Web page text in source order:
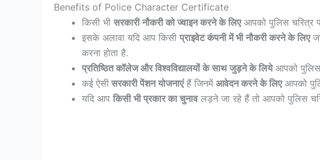
Benefits of Police Character Certificate
किसी भी सरकारी नौकरी को ज्वाइन करने के लिएआपको पुलिस चरित्र
इसके अलावा यदि आप किसी प्राइवेट कंपनी में भी नौकरी करने के लिए
करना होता है.
प्रतिष्ठित कॉलेज और विश्वविद्यालयों के साथ जुड़ने के लियेआपको पुलिस
कई ऐसी सरकारी पेंशन योजनाएंहैं जिनमें आवेदन करने के लिएआपको
यदि आप किसी भी प्रकार का चुनावलड़ने जा रहे हैं तो आपको पुलिस